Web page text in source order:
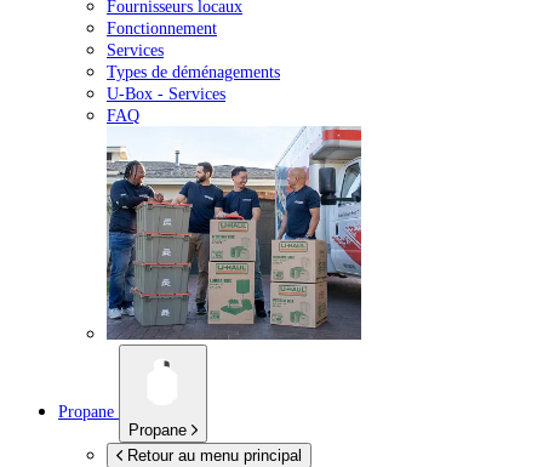
Fournisseurs locaux
Fonctionnement
Services
Types de déménagements
U-Box - Services
FAQ
Propane
Propane
Retour au menu principal